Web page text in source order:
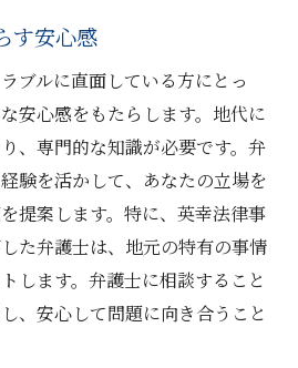
す安心感
ブルに直面している方にとっ
安心感をもたらします。地代に
、専門的な知識が必要です。弁
験を活かして、あなたの立場を
提案します。特に、英幸法律事
た弁護士は、地元の特有の事情
します。弁護士に相談すること
、安心して問題に向き合うこと